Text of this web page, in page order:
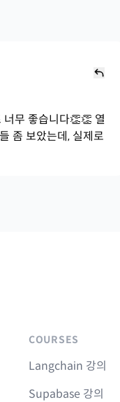
무 좋습니다👏👏 열
좀 보았는데, 실제로
COURSES
Langchain 강의
Supabase 강의